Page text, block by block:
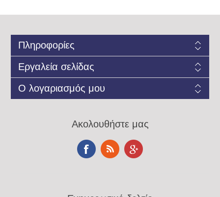
Πληροφορίες
Εργαλεία σελίδας
Ο λογαριασμός μου
Ακολουθήστε μας